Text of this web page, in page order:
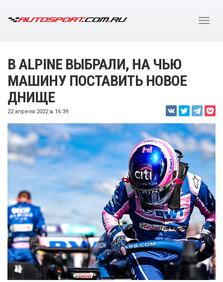
В ALPINE ВЫБРАЛИ, НА ЧЬЮ
МАШИНУ ПОСТАВИТЬ НОВОЕ
ДНИЩЕ
22 апреля 2022 в 16:39